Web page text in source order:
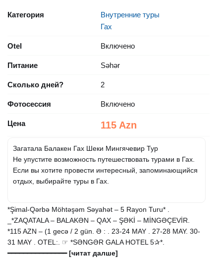
Категория
Внутренние туры
Гах
Otel Включено
Питание Səhər
Сколько дней? 2
Фотосессия Включено
Цена 115 Azn
Загатала Балакен Гах Шеки Мингячевир Тур
Не упустите возможность путешествовать турами в Гах.
Если вы хотите провести интересный, запоминающийся
отдых, выбирайте туры в Гах.
*Şimal-Qərbə Möhtəşəm Səyahət – 5 Rayon Turu* .
_*ZAQATALA – BALAKƏN – QAX – ŞƏKİ – MİNGƏÇEVİR.
*115 AZN – (1 gecə / 2 gün. Ə : . 23-24 MAY . 27-28 MAY. 30-
31 MAY . OTEL:. ☞ *SƏNGƏR GALA HOTEL 5✰*.
━━━━━━━━━━━━━━━[читат далше]